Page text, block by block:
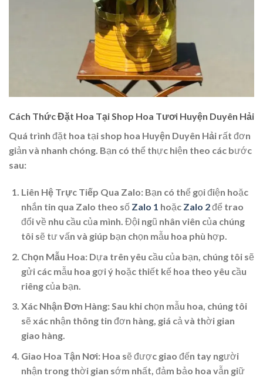
Cách Thức Đặt Hoa Tại Shop Hoa Tươi Huyện Duyên Hải
Quá trình đặt hoa tại shop hoa Huyện Duyên Hải rất đơn
giản và nhanh chóng. Bạn có thể thực hiện theo các bước
sau:
Liên Hệ Trực Tiếp Qua Zalo: Bạn có thể gọi điện hoặc
nhắn tin qua Zalo theo số Zalo 1 hoặc Zalo 2để trao
đổi về nhu cầu của mình. Đội ngũ nhân viên của chúng
tôi sẽ tư vấn và giúp bạn chọn mẫu hoa phù hợp.
Chọn Mẫu Hoa: Dựa trên yêu cầu của bạn, chúng tôi sẽ
gửi các mẫu hoa gợi ý hoặc thiết kế hoa theo yêu cầu
riêng của bạn.
Xác Nhận Đơn Hàng: Sau khi chọn mẫu hoa, chúng tôi
sẽ xác nhận thông tin đơn hàng, giá cả và thời gian
giao hàng.
Giao Hoa Tận Nơi: Hoa sẽ được giao đến tay người
nhận trong thời gian sớm nhất, đảm bảo hoa vẫn giữ